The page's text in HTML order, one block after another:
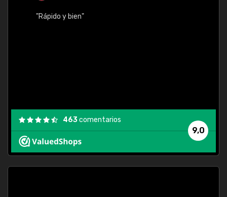
"Rápido y bien"
9,0
463comentarios